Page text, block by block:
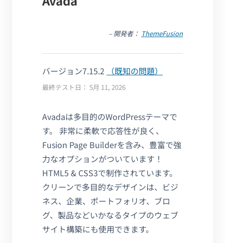
– 開発者： ThemeFusion
バージョン7.15.2 （既知の問題）
最終テスト日： 5月 11, 2026
Avadaは多目的のWordPressテーマで
す。 非常に柔軟で応答性が良く、
Fusion Page Builderを含み、豊富で強
力なオプションがついています！
HTML5 & CSS3で制作されています。
クリーンで多目的なデザインは、ビジ
ネス、企業、ポートフォリオ、ブロ
グ、製品などいかなるタイプのウェブ
サイト構築にも使用できます。